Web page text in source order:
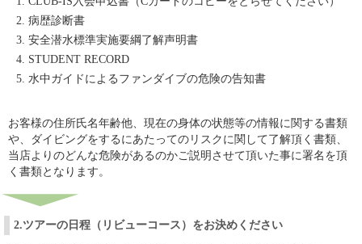
病歴診断書
安全潜水標準実施要綱了解声明書
STUDENT RECORD
水中ガイドによるファンダイブの危険の告知書
お客様の住所氏名年齢他、現在の身体の状態等の情報に関する書類
や、ダイビングをするにあたってのリスクに関して了解頂く書類、
当店よりのどんな危険があるのかご説明させて頂いた事に署名を頂
く書類となります。
2.ツアーの日程（リビューコース）をお決めください